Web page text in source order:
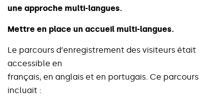
une approche multi-langues.
Mettre en place un accueil multi-langues.
Le parcours d’enregistrement des visiteurs était
accessible en
français, en anglais et en portugais. Ce parcours
incluait :